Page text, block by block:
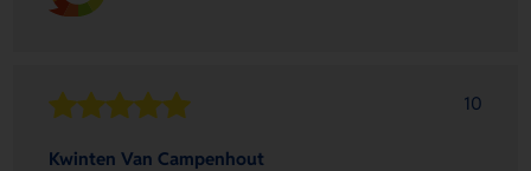
10
Kwinten Van Campenhout